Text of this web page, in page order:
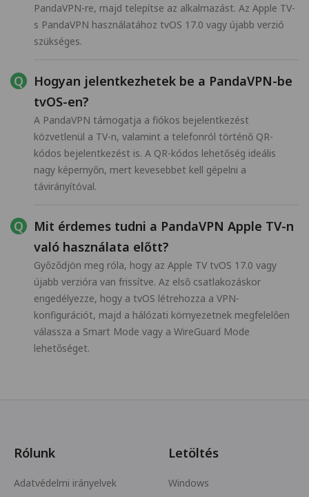
PandaVPN-re, majd telepítse az alkalmazást. Az Apple TV-
s PandaVPN használatához tvOS 17.0 vagy újabb verzió
szükséges.
Hogyan jelentkezhetek be a PandaVPN-be
tvOS-en?
A PandaVPN támogatja a fiókos bejelentkezést
közvetlenül a TV-n, valamint a telefonról történő QR-
kódos bejelentkezést is. A QR-kódos lehetőség ideális
nagy képernyőn, mert kevesebbet kell gépelni a
távirányítóval.
Mit érdemes tudni a PandaVPN Apple TV-n
való használata előtt?
Győződjön meg róla, hogy az Apple TV tvOS 17.0 vagy
újabb verzióra van frissítve. Az első csatlakozáskor
engedélyezze, hogy a tvOS létrehozza a VPN-
konfigurációt, majd a hálózati környezetnek megfelelően
válassza a Smart Mode vagy a WireGuard Mode
lehetőséget.
Rólunk
Adatvédelmi irányelvek
Letöltés
Windows